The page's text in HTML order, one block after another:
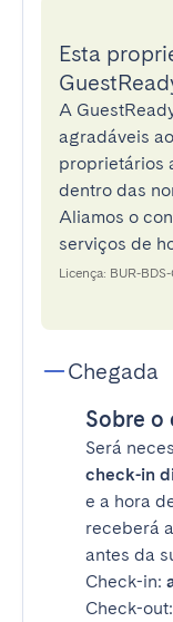
Esta
A
agradáveis
proprietários
dentro das
Aliamos o
serviços de
Licença: BUR-
Chegada
Sobre o
Será
check-in
e a hora
receberá
antes da
Check-in:
Check-out: